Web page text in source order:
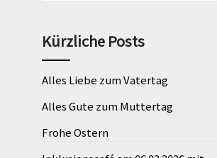
Kürzliche Posts
Alles Liebe zum Vatertag
Alles Gute zum Muttertag
Frohe Ostern